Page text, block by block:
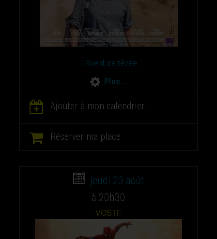
L’Aventure rêvée
Plus...
Ajouter à mon calendrier
Réserver ma place
jeudi 20 août
à 20h30
VOSTF